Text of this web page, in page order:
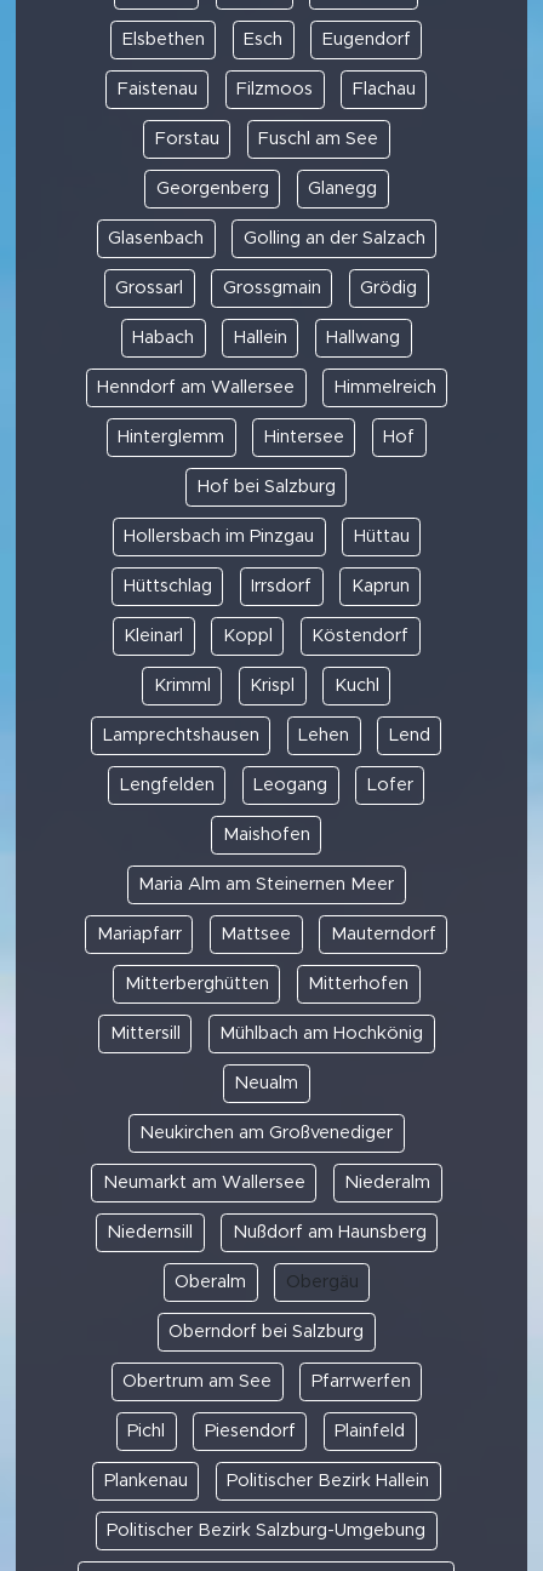
Elsbethen Esch Eugendorf
Faistenau Filzmoos Flachau
Forstau Fuschl am See
Georgenberg Glanegg
Glasenbach Golling an der Salzach
Grossarl Grossgmain Grödig
Habach Hallein Hallwang
Henndorf am Wallersee Himmelreich
Hinterglemm Hintersee Hof
Hof bei Salzburg
Hollersbach im Pinzgau Hüttau
Hüttschlag Irrsdorf Kaprun
Kleinarl Koppl Köstendorf
Krimml Krispl Kuchl
Lamprechtshausen Lehen Lend
Lengfelden Leogang Lofer
Maishofen
Maria Alm am Steinernen Meer
Mariapfarr Mattsee Mauterndorf
Mitterberghütten Mitterhofen
Mittersill Mühlbach am Hochkönig
Neualm
Neukirchen am Großvenediger
Neumarkt am Wallersee Niederalm
Niedernsill Nußdorf am Haunsberg
Oberalm Obergäu
Oberndorf bei Salzburg
Obertrum am See Pfarrwerfen
Pichl Piesendorf Plainfeld
Plankenau Politischer Bezirk Hallein
Politischer Bezirk Salzburg-Umgebung